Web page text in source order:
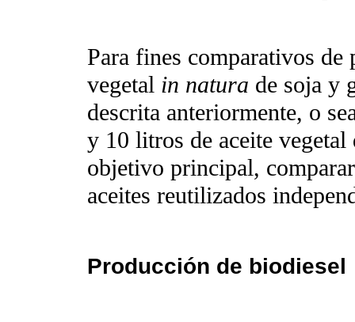
Para fines comparativos
vegetal in natura de soja y
descrita anteriormente, o
y 10 litros de aceite
objetivo principal,
aceites reutilizados
Producción de biodiesel